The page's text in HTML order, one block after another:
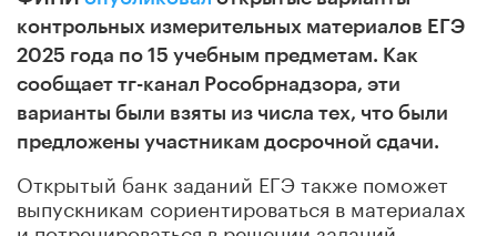
контрольных измерительных материалов ЕГЭ
2025 года по 15 учебным предметам. Как
сообщает тг-канал Рособрнадзора, эти
варианты были взяты из числа тех, что были
предложены участникам досрочной сдачи.
Открытый банк заданий ЕГЭ также поможет
выпускникам сориентироваться в материалах